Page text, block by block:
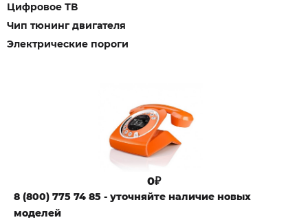
Цифровое ТВ
Чип тюнинг двигателя
Электрические пороги
0₽
8 (800) 775 74 85 - уточняйте наличие новых
моделей